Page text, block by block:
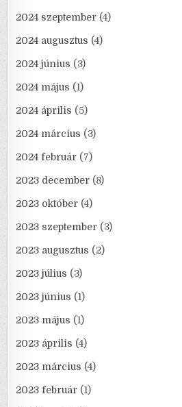
2024 szeptember (4)
2024 augusztus (4)
2024 június (3)
2024 május (1)
2024 április (5)
2024 március (3)
2024 február (7)
2023 december (8)
2023 október (4)
2023 szeptember (3)
2023 augusztus (2)
2023 július (3)
2023 június (1)
2023 május (1)
2023 április (4)
2023 március (4)
2023 február (1)